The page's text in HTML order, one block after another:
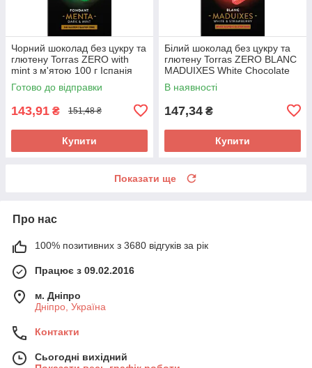
Чорний шоколад без цукру та
глютену Torras ZERO with
mint з м'ятою 100 г Іспанія
Готово до відправки
143,91 ₴ 151,48 ₴
Купити
Білий шоколад без цукру та
глютену Torras ZERO BLANC
MADUIXES White Chocolate
strawberries з полуницею 125
гВ наявності
147,34 ₴
Купити
Показати ще
Про нас
100% позитивних з 3680 відгуків за рік
Працює з 09.02.2016
м. Дніпро
Дніпро, Україна
Контакти
Сьогодні вихідний